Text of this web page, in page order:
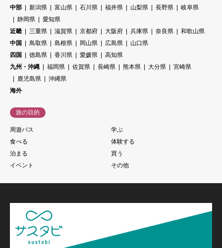
中部
新潟県 富山県 石川県 福井県 山梨県 長野県
岐阜県
静岡県
愛知県
近畿
三重県 滋賀県 京都府 大阪府 兵庫県 奈良県
和歌山県
中国
鳥取県 島根県 岡山県 広島県
山口県
四国
徳島県 香川県 愛媛県
高知県
九州・沖縄
福岡県 佐賀県 長崎県 熊本県 大分県
宮崎県
鹿児島県
沖縄県
海外
旅の目的
周遊パス
学ぶ
食べる
体験する
泊まる
買う
イベント
その他